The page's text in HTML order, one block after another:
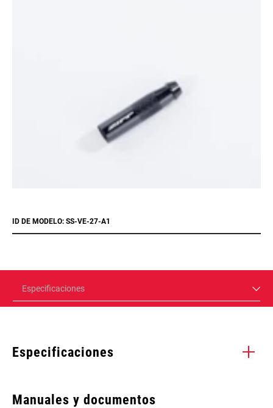
ID DE MODELO: SS-VE-27-A1
Especificaciones
Especificaciones
Manuales y documentos